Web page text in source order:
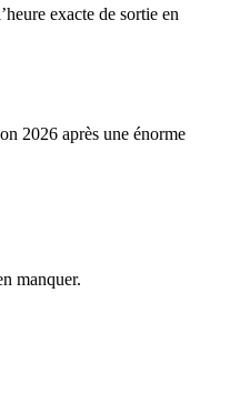
exacte de sortie en
2026 après une énorme
manquer.